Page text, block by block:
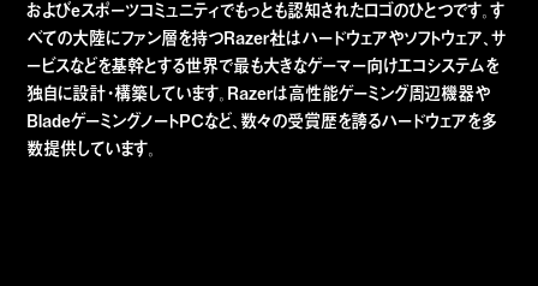
およびeスポーツコミュニティでもっとも認知されたロゴのひとつです。す
べての大陸にファン層を持つRazer社はハードウェアやソフトウェア、サ
ービスなどを基幹とする世界で最も大きなゲーマー向けエコシステムを
独自に設計・構築しています。Razerは高性能ゲーミング周辺機器や
BladeゲーミングノートPCなど、数々の受賞歴を誇るハードウェアを多
数提供しています。